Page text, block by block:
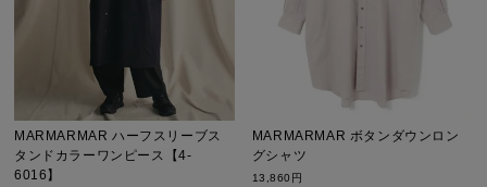
MARMARMAR ハーフスリーブス
タンドカラーワンピース【4-
6016】
MARMARMAR ボタンダウンロン
グシャツ
13,860円